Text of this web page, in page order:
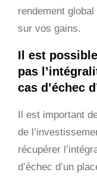
rendement
sur vos gains.
Il est
pas
cas d’échec
Il est important
de
récupérer
d’échec d’un